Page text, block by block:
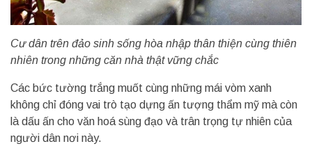
Cư dân trên đảo sinh sống hòa nhập thân thiện cùng thiên
nhiên trong những căn nhà thật vững chắc
Các bức tường trắng muốt cùng những mái vòm xanh
không chỉ đóng vai trò tạo dựng ấn tượng thẩm mỹ mà còn
là dấu ấn cho văn hoá sùng đạo và trân trọng tự nhiên của
người dân nơi này.